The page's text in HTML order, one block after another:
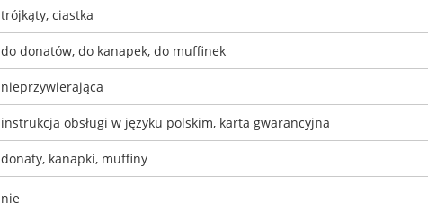
trójkąty, ciastka
do donatów, do kanapek, do muffinek
nieprzywierająca
instrukcja obsługi w języku polskim, karta gwarancyjna
donaty, kanapki, muffiny
nie